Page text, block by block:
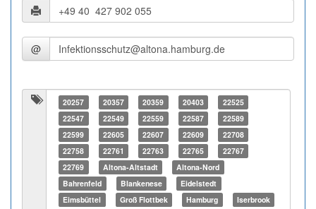
@
20257 20357 20359 20403
22525
22547
22549 22559 22587
22589
22599
22605 22607 22609
22708
22758
22761 22763 22765
22767
22769
Altona-Altstadt
Altona-Nord
Bahrenfeld
Blankenese
Eidelstedt
Eimsbüttel
Groß Flottbek Hamburg Iserbrook